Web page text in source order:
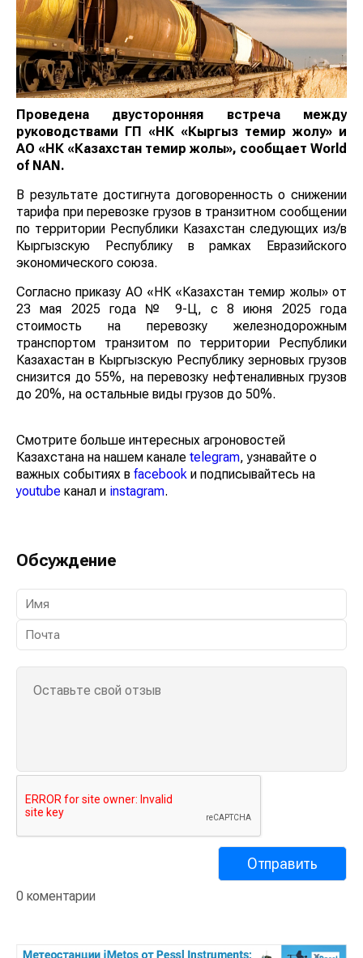
Проведена двусторонняя встреча между
руководствами ГП «НК «Кыргыз темир жолу» и
АО «НК «Казахстан темир жолы», сообщает World
of NAN .
В результате достигнута договоренность о снижении
тарифа при перевозке грузов в транзитном
сообщении по территории Республики Казахстан
следующих из/в Кыргызскую Республику в рамках
Евразийского экономического союза.
Согласно приказу АО «НК «Казахстан темир жолы» от
23 мая 2025 года № 9-Ц, с 8 июня 2025 года стоимость
на перевозку железнодорожным транспортом
транзитом по территории Республики Казахастан в
Кыргызскую Республику зерновых грузов снизится до
55%, на перевозку нефтеналивных грузов до 20%, на
остальные виды грузов до 50%.
Смотрите больше интересных агроновостей
Казахстана на нашем каналеtelegram , узнавайте о
важных событиях вfacebook и подписывайтесь на
youtube канал иinstagram
Обсуждение
0 коментарии